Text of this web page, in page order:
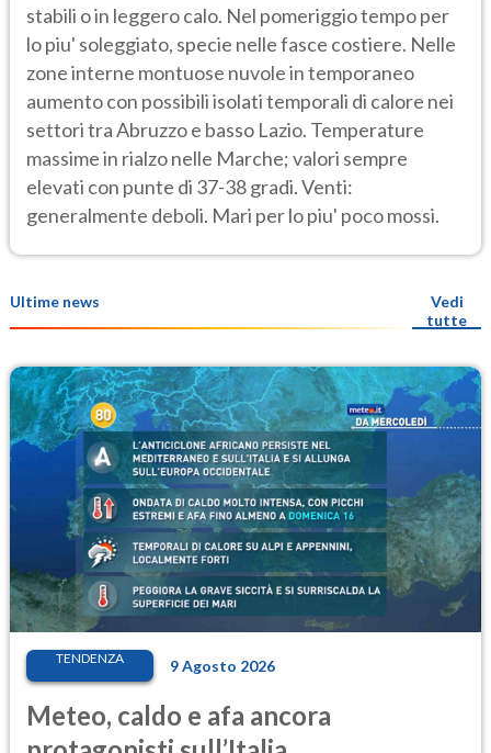
stabili o in leggero calo. Nel pomeriggio tempo per
lo piu' soleggiato, specie nelle fasce costiere. Nelle
zone interne montuose nuvole in temporaneo
aumento con possibili isolati temporali di calore nei
settori tra Abruzzo e basso Lazio. Temperature
massime in rialzo nelle Marche; valori sempre
elevati con punte di 37-38 gradi. Venti:
generalmente deboli. Mari per lo piu' poco mossi.
Ultime news
Vedi
tutte
TENDENZA 9 Agosto 2026
Meteo, caldo e afa ancora